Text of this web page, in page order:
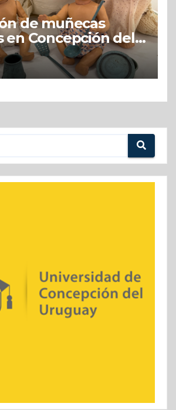
de muñecas
en Concepción del